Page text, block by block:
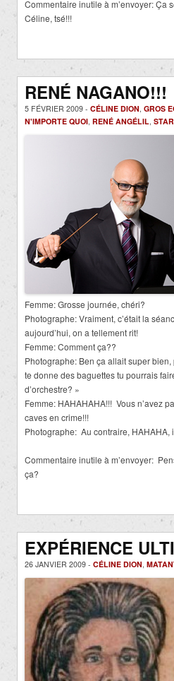
Commentaire inutile à m’envoyer: Ça
Céline, tsé!!!
RENÉ NAGANO!!!
5 FÉVRIER 2009 - CÉLINE DION GROS
N'IMPORTE QUOI RENÉ ANGÉLIL
Femme: Grosse journée, chéri?
Photographe: Vraiment, c’était la
aujourd’hui, on a tellement rit!
Femme: Comment ça??
Photographe: Ben ça allait super
te donne des baguettes tu pourrais
d’orchestre? »
Femme: HAHAHAHA!!! Vous n’avez
caves en crime!!!
Photographe: Au contraire, HAHAHA,
Commentaire inutile à m’envoyer:
ça?
EXPÉRIENCE
26 JANVIER 2009 - CÉLINE DION